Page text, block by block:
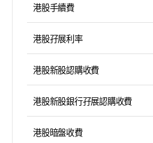
港股手續費
港股孖展利率
港股新股認購收費
港股新股銀行孖展認購收費
港股暗盤收費